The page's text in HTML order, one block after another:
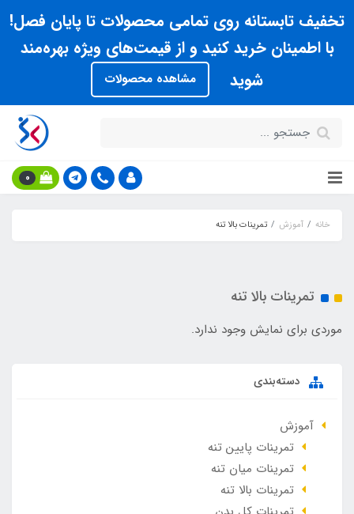
تخفیف تابستانه روی تمامی محصولات تا پایان فصل!
با اطمینان خرید کنید و از قیمت‌های ویژه بهره‌مند
شوید
مشاهده محصولات
0
خانه آموزش تمرینات بالا تنه
تمرینات بالا تنه
موردی برای نمایش وجود ندارد.
دسته‌بندی
آموزش
تمرینات پایین تنه
تمرینات میان تنه
تمرینات بالا تنه